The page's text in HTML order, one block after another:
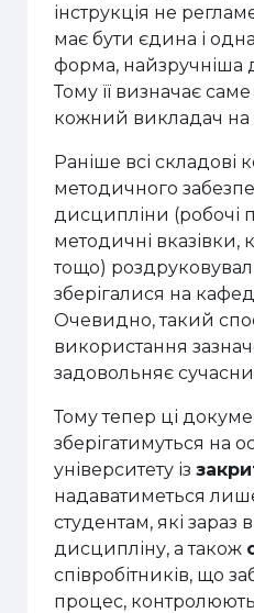
інструкція не
має бути єдина і
форма, найзручніша
Тому її визначає
кожний викладач на
Раніше всі складові
методичного
дисципліни (робочі
методичні вказівки,
тощо)
зберігалися на
Очевидно, такий
використання
задовольняє
Тому тепер ці
зберігатимуться на
університету із
надаватиметься
студентам, які зараз
дисципліну, а також
співробітників, що
процес, контролюють